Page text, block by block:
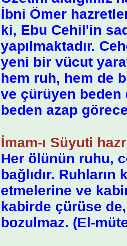
İbni Ömer
ki, Ebu Cehil'in
yapılmaktadır.
yeni bir vücut
hem ruh, hem de
ve çürüyen beden
beden azap
İmam-ı Süyuti
Her ölünün ruhu,
bağlıdır.
etmelerine ve
kabirde çürüse
bozulmaz. (El-